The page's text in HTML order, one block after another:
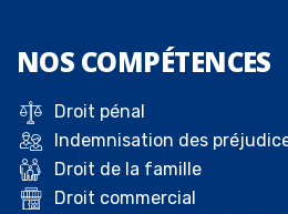
NOS COMPÉTENCES
Droit pénal
Indemnisation des
Droit de la famille
Droit commercial